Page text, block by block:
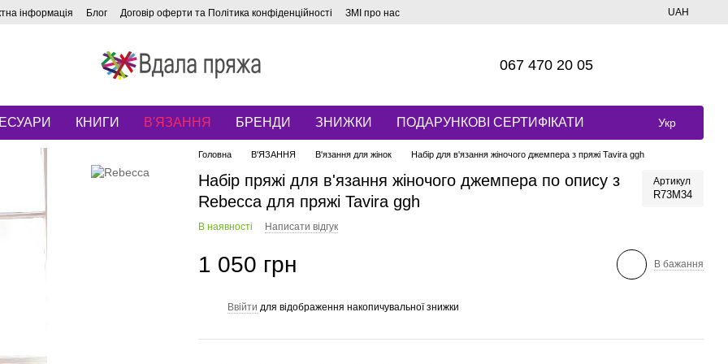
інформація Блог Договір оферти та Політика конфіденційності ЗМІ про нас UAH
067 470 20 05
КНИГИ В'ЯЗАННЯ БРЕНДИ ЗНИЖКИ ПОДАРУНКОВІ СЕРТИФІКАТИ Укр
Головна В'ЯЗАННЯ В'язання для жінок Набір для в'язання жіночого джемпера з пряжі Tavira ggh
Набір пряжі для в'язання жіночого джемпера по опису з
Rebecca для пряжі Tavira ggh
Артикул
R73M34
В наявності Написати відгук
1 050 грн В бажання
Ввійти для відображення накопичувальної знижки